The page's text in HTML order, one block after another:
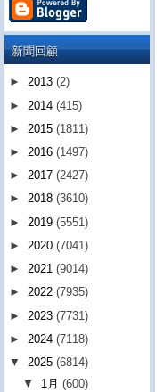
新聞回顧
► 2013 (2)
► 2014 (415)
► 2015 (1811)
► 2016 (1497)
► 2017 (2427)
► 2018 (3610)
► 2019 (5551)
► 2020 (7041)
► 2021 (9014)
► 2022 (7935)
► 2023 (7731)
► 2024 (7118)
▼ 2025 (6814)
▼ 1月(600)